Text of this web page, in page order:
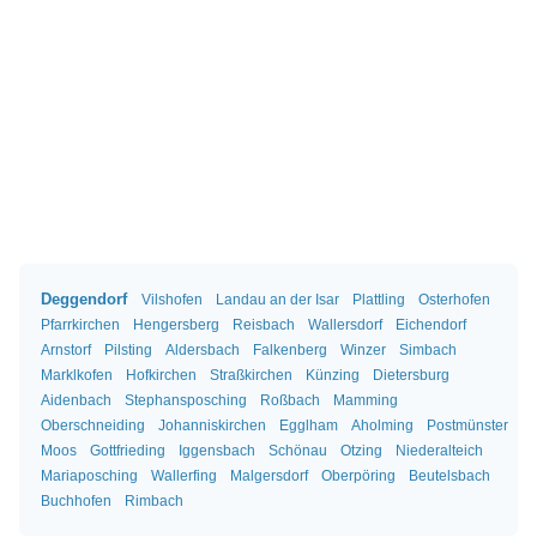
Deggendorf Vilshofen Landau an der Isar Plattling
Osterhofen
Pfarrkirchen
Hengersberg Reisbach Wallersdorf
Eichendorf
Arnstorf
Pilsting Aldersbach Falkenberg Winzer
Simbach
Marklkofen
Hofkirchen Straßkirchen Künzing
Dietersburg
Aidenbach
Stephansposching Roßbach
Mamming
Oberschneiding
Johanniskirchen Egglham Aholming
Postmünster
Moos
Gottfrieding Iggensbach Schönau Otzing
Niederalteich
Mariaposching
Wallerfing Malgersdorf Oberpöring
Beutelsbach
Buchhofen
Rimbach